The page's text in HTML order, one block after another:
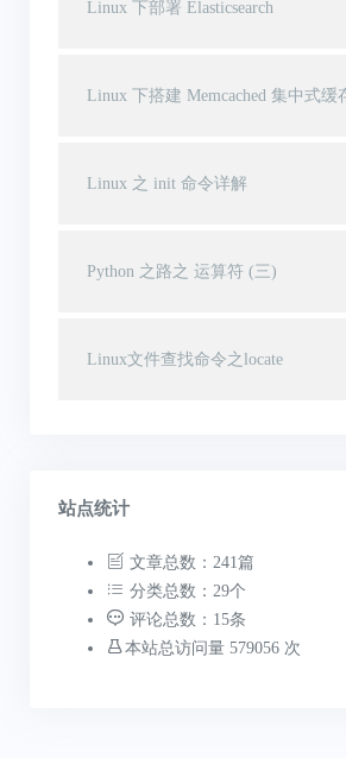
Linux 下部署 Elasticsearch
Linux 下搭建 Memcached 集中式缓
Linux 之 init 命令详解
Python 之路之 运算符 (三)
Linux文件查找命令之locate
站点统计
文章总数：241篇
分类总数：29个
评论总数：15条
本站总访问量 579056 次